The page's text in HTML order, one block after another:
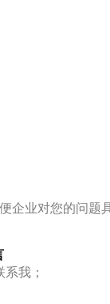
企业对您的问题
我；